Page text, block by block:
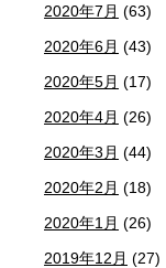
2020年7月 (63)
2020年6月 (43)
2020年5月 (17)
2020年4月 (26)
2020年3月 (44)
2020年2月 (18)
2020年1月 (26)
2019年12月 (27)